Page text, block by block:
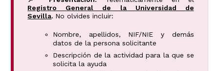
Registro General de la Universidad de
Sevilla. No olvides incluir:
Nombre, apellidos, NIF/NIE y demás
datos de la persona solicitante
Descripción de la actividad para la que se
solicita la ayuda